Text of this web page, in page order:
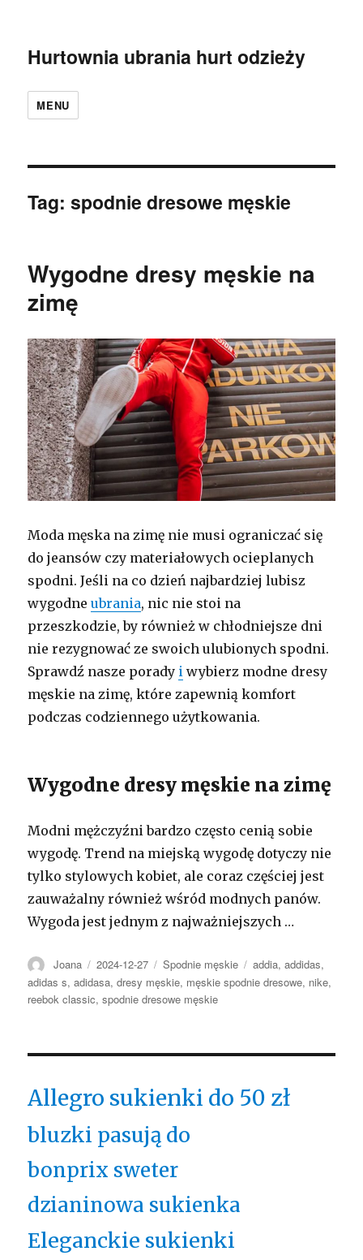
Hurtownia ubrania hurt odzieży
MENU
Tag:spodnie dresowe męskie
Wygodne dresy męskie na
zimę
Moda męska na zimę nie musi ograniczać się
do jeansów czy materiałowych ocieplanych
spodni. Jeśli na co dzień najbardziej lubisz
wygodneubrania, nic nie stoi na
przeszkodzie, by również w chłodniejsze dni
nie rezygnować ze swoich ulubionych spodni.
Sprawdź nasze porady i wybierz modne dresy
męskie na zimę, które zapewnią komfort
podczas codziennego użytkowania.
Wygodne dresy męskie na zimę
Modni mężczyźni bardzo często cenią sobie
wygodę. Trend na miejską wygodę dotyczy nie
tylko stylowych kobiet, ale coraz częściej jest
zauważalny również wśród modnych panów.
Wygoda jest jednym z najważniejszych …
Autor
Joana Opublikowano
2024-12-27 Kategorie
Spodnie męskie Tagi
addia,addidas,
adidas s,adidasa,dresy męskie, męskie spodnie dresowe, nike,
reebok classic,spodnie dresowe męskie
Allegro sukienki do 50 zł
bluzki pasują do
bonprix sweter
dzianinowa sukienka
Eleganckie sukienki